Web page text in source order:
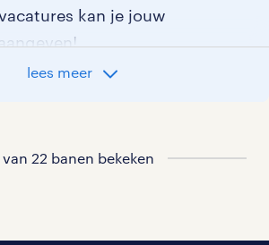
kan je jouw
lees meer
van 22 banen bekeken